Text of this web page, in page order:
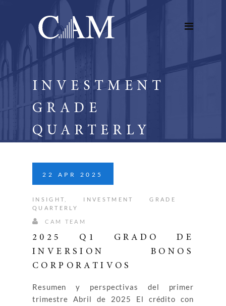
INVESTMENT
GRADE
QUARTERLY
22 APR 2025
INSIGHT
INVESTMENT GRADE
QUARTERLY
CAM TEAM
2025 Q1 GRADO DE
INVERSION BONOS
CORPORATIVOS
Resumen y perspectivas del primer
trimestre Abril de 2025 El crédito con